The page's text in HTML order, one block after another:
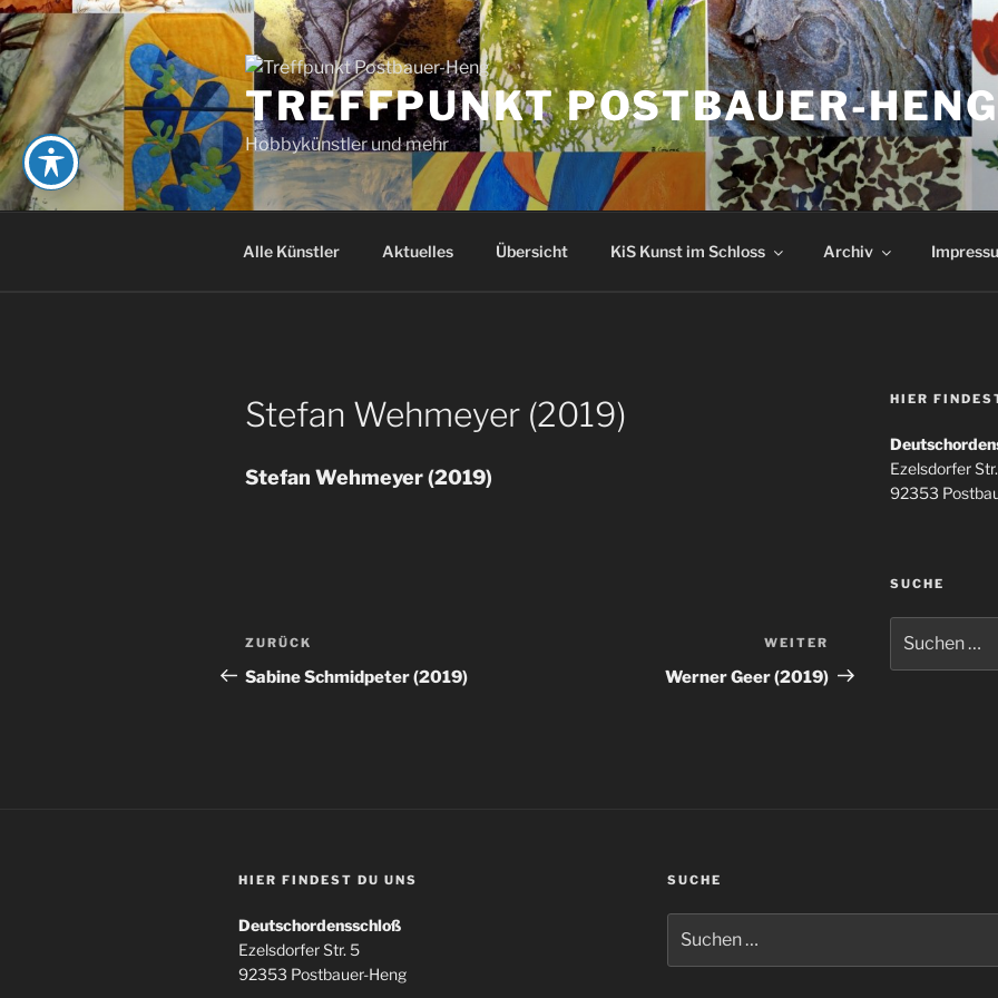
Zum
Inhalt
springen
TREFFPUNKT POSTBAUER-HENG
Hobbykünstler und mehr
Alle Künstler Aktuelles Übersicht KiS Kunst im Schloss Archiv
Stefan Wehmeyer (2019)
Stefan Wehmeyer (2019)
Beitragsnavigation
Vorheriger
Beitrag
ZURÜCK
Sabine Schmidpeter (2019)
Nächster
Beitrag
WEITER
Werner Geer (2019)
HIER
Ezelsdorfer
92353
SUCHE
nach:
HIER FINDEST DU UNS
Deutschordensschloß
Ezelsdorfer Str. 5
92353 Postbauer-Heng
SUCHE
nach: